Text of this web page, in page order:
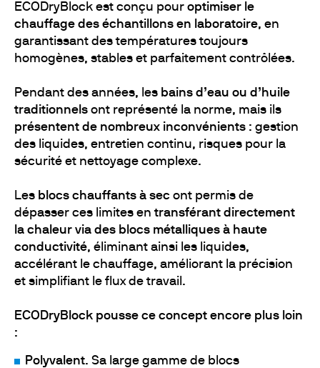
ECODryBlock est conçu pour optimiser le
chauffage des échantillons en laboratoire, en
garantissant des températures toujours
homogènes, stables et parfaitement contrôlées.
Pendant des années, les bains d’eau ou d’huile
traditionnels ont représenté la norme, mais ils
présentent de nombreux inconvénients : gestion
des liquides, entretien continu, risques pour la
sécurité et nettoyage complexe.
Les blocs chauffants à sec ont permis de
dépasser ces limites en transférant directement
la chaleur via des blocs métalliques à haute
conductivité, éliminant ainsi les liquides,
accélérant le chauffage, améliorant la précision
et simplifiant le flux de travail.
ECODryBlock pousse ce concept encore plus loin
:
Polyvalent. Sa large gamme de blocs